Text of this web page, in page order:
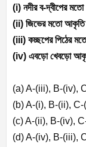
(i) নদীর ব-
(ii) জিভের
(iii) কচ্ছপের
(iv) এবড়ো
(a) A-(iii), B-(iv),
(b) A-(i), B-(ii),
(c) A-(ii), B-(iv),
(d) A-(iv), B-(iii),